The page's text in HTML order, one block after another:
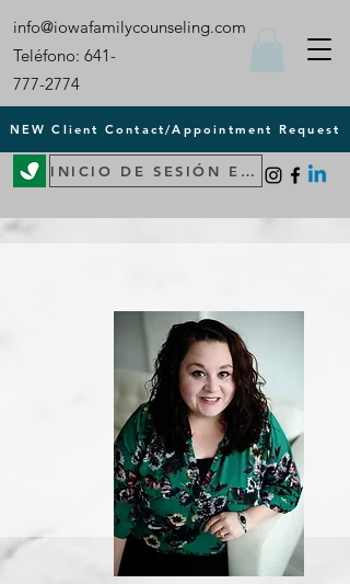
info@iowafamilycounseling.com
Teléfono: 641-
777-2774
NEW Client Contact/Appointment Request
INICIO DE SESIÓN EN EL PORTAL DEL PACIENTE